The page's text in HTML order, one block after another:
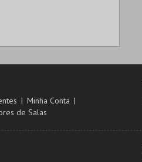
Minha Conta
de Salas